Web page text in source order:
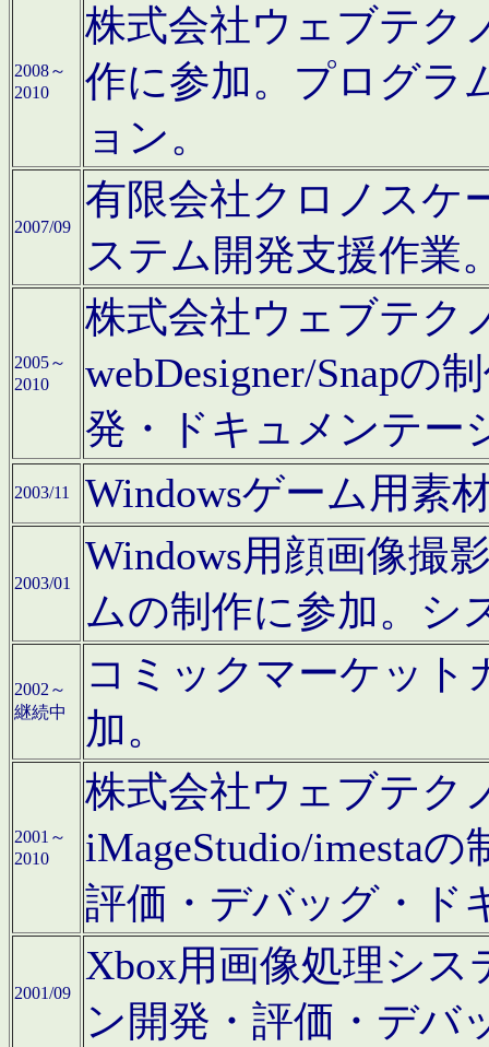
2008～
2010
株式会社ウェブテク
作に参加。プログラ
ョン。
2007/09
有限会社クロノスケ
ステム開発支援作業
2005～
2010
株式会社ウェブテク
webDesigner/Snapの
発・ドキュメンテー
2003/11 Windowsゲーム用素
2003/01
Windows用顔画像撮
ムの制作に参加。シ
2002～
継続中
コミックマーケット
加。
2001～
2010
株式会社ウェブテク
iMageStudio/imesta
評価・デバッグ・ド
2001/09
Xbox用画像処理シ
ン開発・評価・デバ